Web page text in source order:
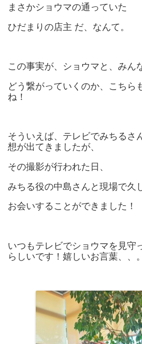
まさかショウマの通っていた
ひだまりの店主 だ、なんて。
この事実が、ショウマと、みん
どう繋がっていくのか、こちら
ね！
そういえば、テレビでみちるさ
想が出てきましたが、
その撮影が行われた日、
みちる役の中島さんと現場で久
お会いすることができました！
いつもテレビでショウマを見守
らしいです！嬉しいお言葉、、。